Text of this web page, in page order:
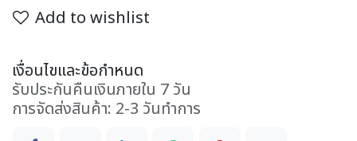
Add to wishlist
เงื่อนไขและข้อกำหนด
รับประกันคืนเงินภายใน 7 วัน
การจัดส่งสินค้า: 2-3 วันทำการ